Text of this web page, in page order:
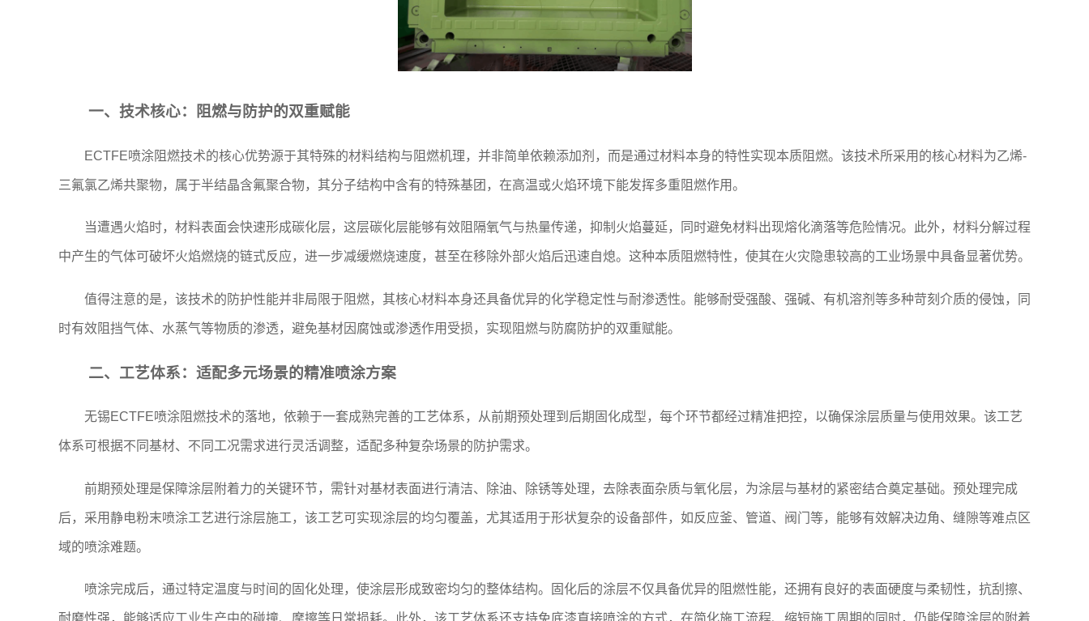
一、技术核心：阻燃与防护的双重赋能
ECTFE喷涂阻燃技术的核心优势源于其特殊的材料结构与阻燃机理，并非简单依赖添加剂，而是通过材料本身的特性实现本质阻燃。该技术所采用的核心材料为乙烯-
三氟氯乙烯共聚物，属于半结晶含氟聚合物，其分子结构中含有的特殊基团，在高温或火焰环境下能发挥多重阻燃作用。
当遭遇火焰时，材料表面会快速形成碳化层，这层碳化层能够有效阻隔氧气与热量传递，抑制火焰蔓延，同时避免材料出现熔化滴落等危险情况。此外，材料分解过程
中产生的气体可破坏火焰燃烧的链式反应，进一步减缓燃烧速度，甚至在移除外部火焰后迅速自熄。这种本质阻燃特性，使其在火灾隐患较高的工业场景中具备显著优势。
值得注意的是，该技术的防护性能并非局限于阻燃，其核心材料本身还具备优异的化学稳定性与耐渗透性。能够耐受强酸、强碱、有机溶剂等多种苛刻介质的侵蚀，同
时有效阻挡气体、水蒸气等物质的渗透，避免基材因腐蚀或渗透作用受损，实现阻燃与防腐防护的双重赋能。
二、工艺体系：适配多元场景的精准喷涂方案
无锡ECTFE喷涂阻燃技术的落地，依赖于一套成熟完善的工艺体系，从前期预处理到后期固化成型，每个环节都经过精准把控，以确保涂层质量与使用效果。该工艺
体系可根据不同基材、不同工况需求进行灵活调整，适配多种复杂场景的防护需求。
前期预处理是保障涂层附着力的关键环节，需针对基材表面进行清洁、除油、除锈等处理，去除表面杂质与氧化层，为涂层与基材的紧密结合奠定基础。预处理完成
后，采用静电粉末喷涂工艺进行涂层施工，该工艺可实现涂层的均匀覆盖，尤其适用于形状复杂的设备部件，如反应釜、管道、阀门等，能够有效解决边角、缝隙等难点区
域的喷涂难题。
喷涂完成后，通过特定温度与时间的固化处理，使涂层形成致密均匀的整体结构。固化后的涂层不仅具备优异的阻燃性能，还拥有良好的表面硬度与柔韧性，抗刮擦、